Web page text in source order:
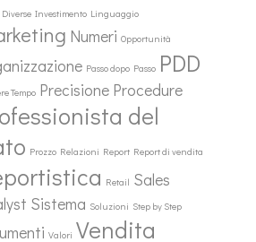
Investimento Linguaggio
Numeri Opportunità
Passo dopo Passo PDD
Tempo Precisione Procedure
del
Prozzo Relazioni Report Report di vendita
Retail Sales
Sistema Soluzioni Step by Step
Valori Vendita